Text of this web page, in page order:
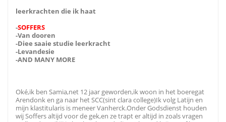
leerkrachten die ik haat
-SOFFERS
-Van dooren
-Diee saaie studie leerkracht
-Levandesie
-AND MANY MORE
Oké,ik ben Samia,net 12 jaar geworden,ik woon in het boeregat
Arendonk en ga naar het SCC(sint clara college)Ik volg Latijn en
mijn klastitularis is meneer Vanherck.Onder Godsdienst houden
wij Soffers altijd voor de gek,en ze trapt er altijd in zoals vragen